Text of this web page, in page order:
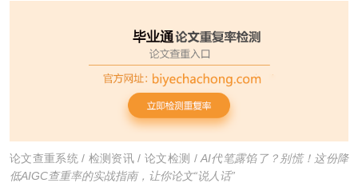
论文查重系统 / 检测资讯 / 论文检测 /AI代笔露馅了？别慌！这份降
低AIGC查重率的实战指南，让你论文“说人话”